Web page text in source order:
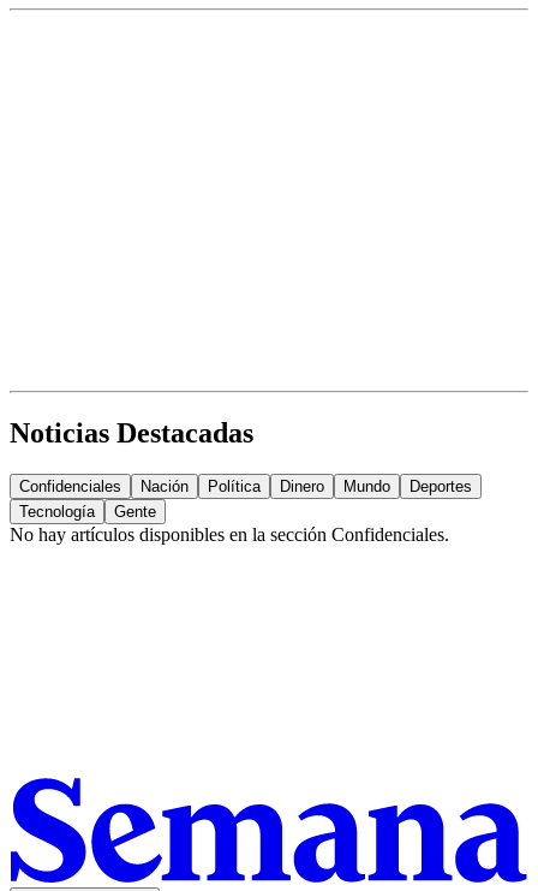
Noticias Destacadas
Confidenciales Nación Política Dinero Mundo
Deportes
Tecnología
Gente
No hay artículos disponibles en la sección Confidenciales.